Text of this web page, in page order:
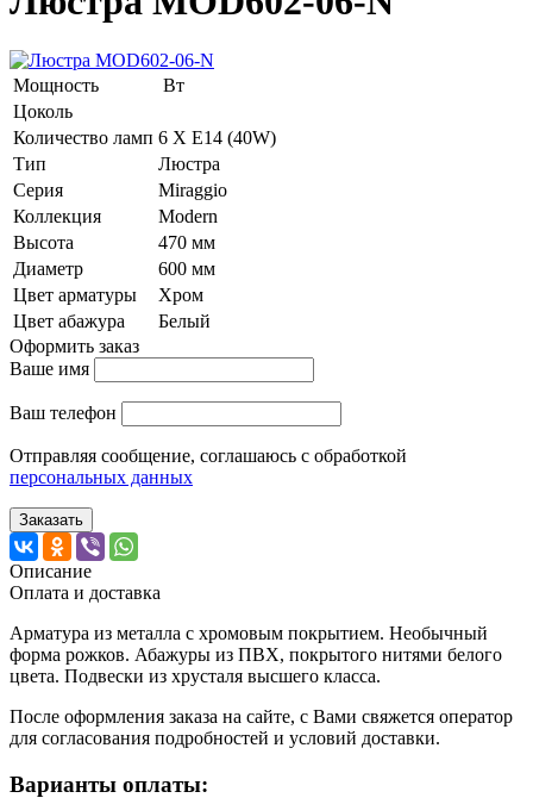
Мощность
Вт
Цоколь
Количество ламп 6 Х E14 (40W)
Тип
Люстра
Серия
Miraggio
Коллекция
Modern
Высота
470 мм
Диаметр
600 мм
Цвет арматуры
Хром
Цвет абажура
Белый
Оформить заказ
Ваше имя
Ваш телефон
Отправляя сообщение, соглашаюсь с обработкой
персональных данных
Заказать
Описание
Оплата и доставка
Арматура из металла с хромовым покрытием. Необычный
форма рожков. Абажуры из ПВХ, покрытого нитями белого
цвета. Подвески из хрусталя высшего класса.
После оформления заказа на сайте, с Вами свяжется оператор
для согласования подробностей и условий доставки.
Варианты оплаты: